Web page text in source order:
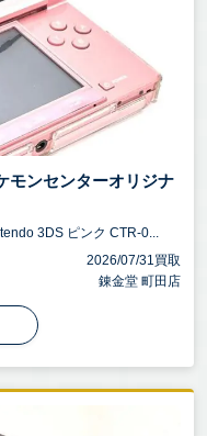
モンセンターオリジナ
3DS ピンク CTR-0...
2026/07/31買取
錬金堂 町田店